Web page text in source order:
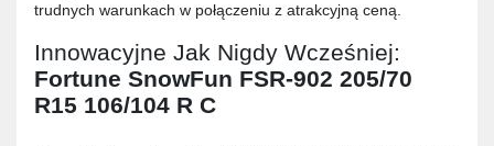
trudnych warunkach w połączeniu z atrakcyjną ceną.
Innowacyjne Jak Nigdy Wcześniej:
Fortune SnowFun FSR-902 205/70
R15 106/104 R C